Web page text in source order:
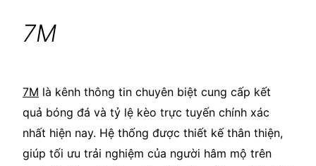
7M
7M là kênh thông tin chuyên biệt cung cấp kết
quả bóng đá và tỷ lệ kèo trực tuyến chính xác
nhất hiện nay. Hệ thống được thiết kế thân thiện,
giúp tối ưu trải nghiệm của người hâm mộ trên